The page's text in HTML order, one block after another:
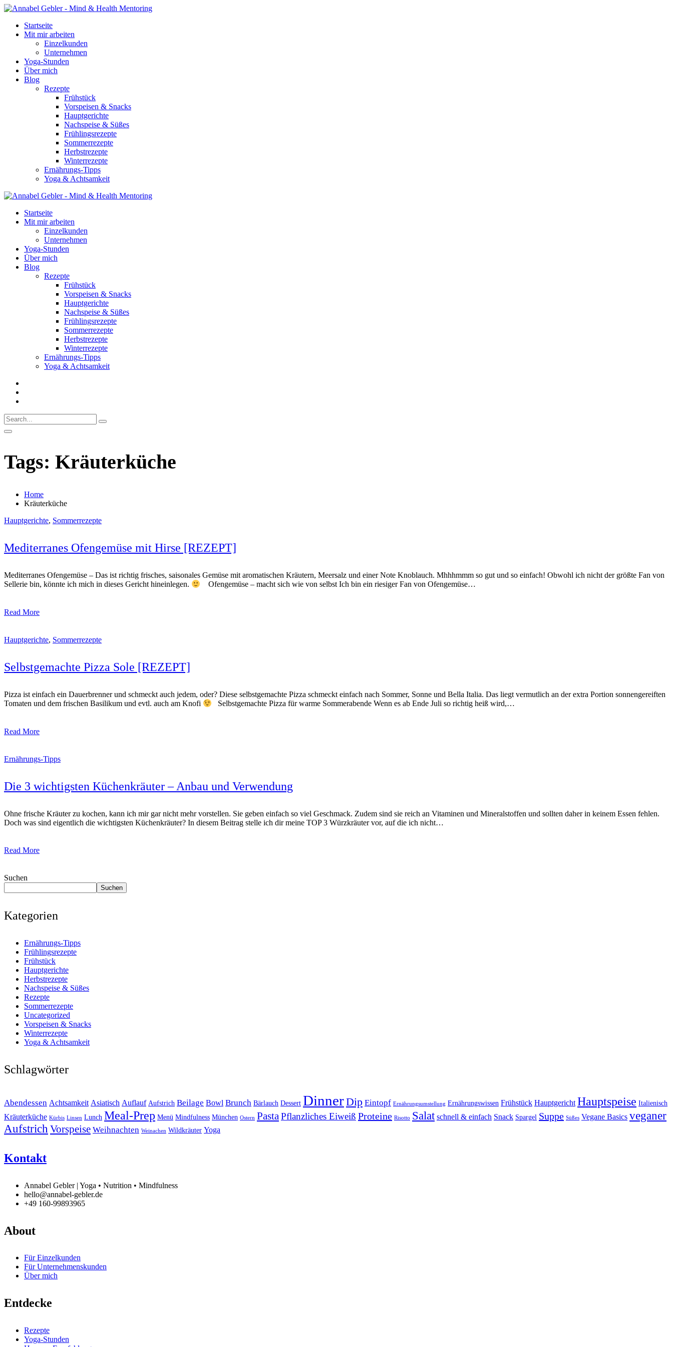
Startseite
Mit mir arbeiten
Einzelkunden
Unternehmen
Yoga-Stunden
Über mich
Blog
Rezepte
Frühstück
Vorspeisen & Snacks
Hauptgerichte
Nachspeise & Süßes
Frühlingsrezepte
Sommerrezepte
Herbstrezepte
Winterrezepte
Ernährungs-Tipps
Yoga & Achtsamkeit
Startseite
Mit mir arbeiten
Einzelkunden
Unternehmen
Yoga-Stunden
Über mich
Blog
Rezepte
Frühstück
Vorspeisen & Snacks
Hauptgerichte
Nachspeise & Süßes
Frühlingsrezepte
Sommerrezepte
Herbstrezepte
Winterrezepte
Ernährungs-Tipps
Yoga & Achtsamkeit
Tags: Kräuterküche
Home
Kräuterküche
Hauptgerichte, Sommerrezepte
Mediterranes Ofengemüse mit Hirse [REZEPT]
Mediterranes Ofengemüse – Das ist richtig frisches, saisonales Gemüse mit aromatischen Kräutern, Meersalz und einer Note Knoblauch. Mhhhmmm so gut und so einfach! Obwohl ich nicht der größte Fan von
Sellerie bin, könnte ich mich in dieses Gericht hineinlegen.
Ofengemüse – macht sich wie von selbst Ich bin ein riesiger Fan von Ofengemüse…
Read More
Hauptgerichte, Sommerrezepte
Selbstgemachte Pizza Sole [REZEPT]
Pizza ist einfach ein Dauerbrenner und schmeckt auch jedem, oder? Diese selbstgemachte Pizza schmeckt einfach nach Sommer, Sonne und Bella Italia. Das liegt vermutlich an der extra Portion sonnengereiften
Tomaten und dem frischen Basilikum und evtl. auch am Knofi
Selbstgemachte Pizza für warme Sommerabende Wenn es ab Ende Juli so richtig heiß wird,…
Read More
Ernährungs-Tipps
Die 3 wichtigsten Küchenkräuter – Anbau und Verwendung
Ohne frische Kräuter zu kochen, kann ich mir gar nicht mehr vorstellen. Sie geben einfach so viel Geschmack. Zudem sind sie reich an Vitaminen und Mineralstoffen und sollten daher in keinem Essen fehlen.
Doch was sind eigentlich die wichtigsten Küchenkräuter? In diesem Beitrag stelle ich dir meine TOP 3 Würzkräuter vor, auf die ich nicht…
Read More
Suchen
Suchen
Kategorien
Ernährungs-Tipps
Frühlingsrezepte
Frühstück
Hauptgerichte
Herbstrezepte
Nachspeise & Süßes
Rezepte
Sommerrezepte
Uncategorized
Vorspeisen & Snacks
Winterrezepte
Yoga & Achtsamkeit
Schlagwörter
Abendessen Achtsamkeit Asiatisch Auflauf Aufstrich Beilage Bowl Brunch Bärlauch Dessert DinnerDip Eintopf Ernährungsumstellung Ernährungswissen Frühstück Hauptgericht Hauptspeise Italienisch
Kräuterküche Kürbis Linsen Lunch Meal-Prep Menü Mindfulness München Ostern PastaPflanzliches Eiweiß Proteine Risotto Salat schnell & einfach Snack Spargel Suppe Süßes Vegane Basics veganer
Aufstrich Vorspeise Weihnachten Weinachen Wildkräuter Yoga
Kontakt
Annabel Gebler | Yoga • Nutrition • Mindfulness
hello@annabel-gebler.de
+49 160-99893965
About
Für Einzelkunden
Für Unternehmenskunden
Über mich
Entdecke
Rezepte
Yoga-Stunden